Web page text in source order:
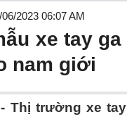
2023 06:07 AM
xe tay ga
nam giới
Thị trường xe